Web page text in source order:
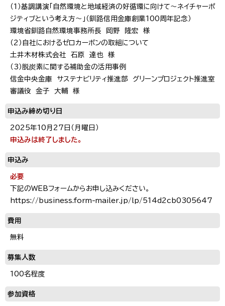
（1）基調講演「自然環境と地域経済の好循環に向けて～ネイチャーポ
ジティブという考え方～」（釧路信用金庫創業100周年記念）
環境省釧路自然環境事務所長 岡野 隆宏 様
（2）自社におけるゼロカーボンの取組について
土井木材株式会社 石原 達也 様
（3）脱炭素に関する補助金の活用事例
信金中央金庫 サステナビリティ推進部 グリーンプロジェクト推進室
審議役 金子 大輔 様
申込み締め切り日
2025年10月27日（月曜日）
申込みは終了しました。
申込み
必要
下記のWEBフォームからお申し込みください。
https://business.form-mailer.jp/lp/514d2cb0305647
費用
無料
募集人数
100名程度
参加資格